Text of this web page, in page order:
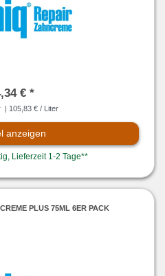
€ *
| 105,83 € / Liter
anzeigen
Lieferzeit 1-2 Tage**
PLUS 75ML 6ER PACK